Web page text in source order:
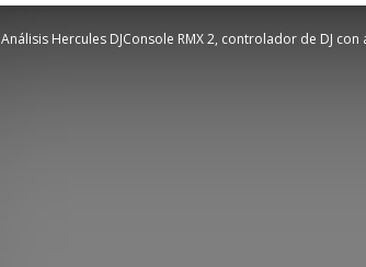
Análisis Hercules DJConsole RMX 2, controlador de DJ